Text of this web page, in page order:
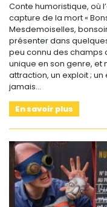
Conte humoristique, où
capture de la mort «
Mesdemoiselles,
présenter dans
peu connu des champs
unique en son genre, et
attraction, un exploit ; un
jamais…
En savoir plus